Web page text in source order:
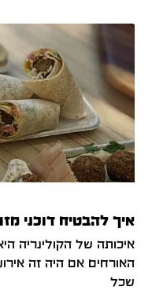
איך להבטיח דוכני
איכותה של הקולינריה
האורחים אם היה זה
שכל